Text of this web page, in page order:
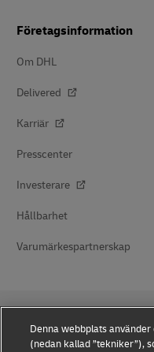
Företagsinformation
Om DHL
Delivered
Karriär
Presscenter
Investerare
Hållbarhet
Varumärkespartnerskap
Denna webbplats
(nedan kallad ”tekniker”),